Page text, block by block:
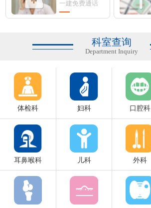
一建免费通话
科室查询
Department Inquiry
体检科 妇科 口腔科
耳鼻喉科 儿科 外科